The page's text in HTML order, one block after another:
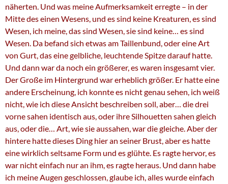
näherten. Und was meine Aufmerksamkeit erregte – in der
Mitte des einen Wesens, und es sind keine Kreaturen, es sind
Wesen, ich meine, das sind Wesen, sie sind keine… es sind
Wesen. Da befand sich etwas am Taillenbund, oder eine Art
von Gurt, das eine gelbliche, leuchtende Spitze darauf hatte.
Und dann war da noch ein größerer, es waren insgesamt vier.
Der Große im Hintergrund war erheblich größer. Er hatte eine
andere Erscheinung, ich konnte es nicht genau sehen, ich weiß
nicht, wie ich diese Ansicht beschreiben soll, aber… die drei
vorne sahen identisch aus, oder ihre Silhouetten sahen gleich
aus, oder die… Art, wie sie aussahen, war die gleiche. Aber der
hintere hatte dieses Ding hier an seiner Brust, aber es hatte
eine wirklich seltsame Form und es glühte. Es ragte hervor, es
war nicht einfach nur an ihm, es ragte heraus. Und dann habe
ich meine Augen geschlossen, glaube ich, alles wurde einfach